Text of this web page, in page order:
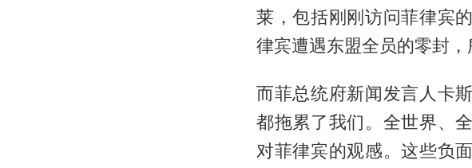
莱，包括刚刚访问菲律宾
律宾遭遇东盟全员的零封，
而菲总统府新闻发言人卡
都拖累了我们。全世界、
对菲律宾的观感。这些负